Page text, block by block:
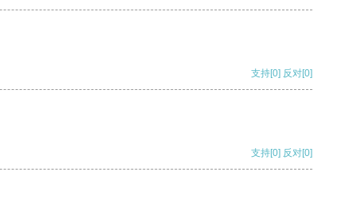
支持[0] 反对[0]
支持[0] 反对[0]